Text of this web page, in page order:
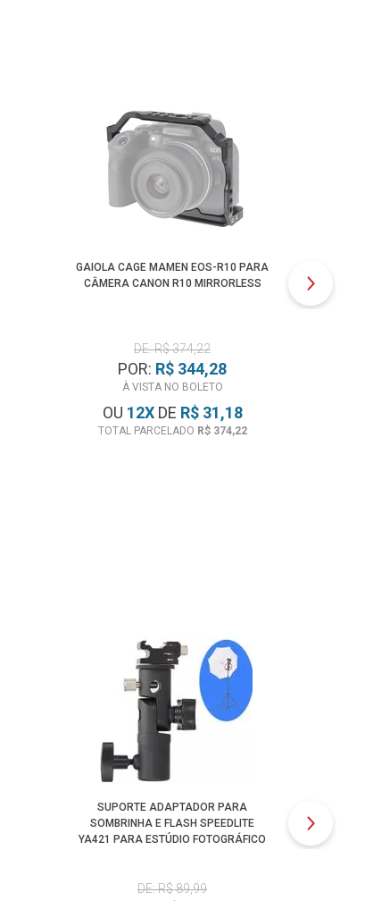
GAIOLA CAGE MAMEN EOS-R10 PARA
CÂMERA CANON R10 MIRRORLESS
DE: R$ 374,22
POR: R$ 344,28
À VISTA NO BOLETO
OU 12XDE R$ 31,18
TOTAL PARCELADO R$ 374,22
SUPORTE ADAPTADOR PARA
SOMBRINHA E FLASH SPEEDLITE
YA421 PARA ESTÚDIO FOTOGRÁFICO
DE: R$ 89,99